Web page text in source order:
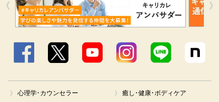
Facebook X YouTube Instagram LINE
心理学･カウンセラー
癒し･健康･ボディケア